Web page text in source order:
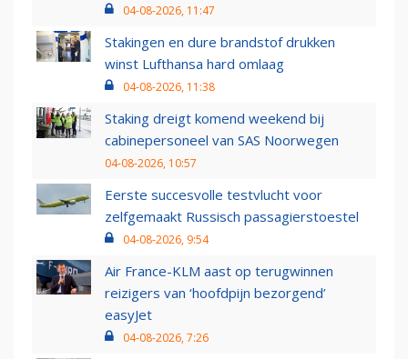
04-08-2026, 11:47
Stakingen en dure brandstof drukken
winst Lufthansa hard omlaag
04-08-2026, 11:38
Staking dreigt komend weekend bij
cabinepersoneel van SAS Noorwegen
04-08-2026, 10:57
Eerste succesvolle testvlucht voor
zelfgemaakt Russisch passagierstoestel
04-08-2026, 9:54
Air France-KLM aast op terugwinnen
reizigers van ‘hoofdpijn bezorgend’
easyJet
04-08-2026, 7:26